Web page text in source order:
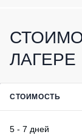
ЛАГЕРЕ
СТОИМОСТЬ
5 - 7 дней